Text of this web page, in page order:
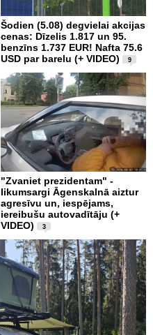
Šodien (5.08) degvielai akcijas
cenas: Dīzelis 1.817 un 95.
benzīns 1.737 EUR! Nafta 75.6
USD par barelu (+ VIDEO)
9
"Zvaniet prezidentam" -
likumsargi Āgenskalnā aiztur
agresīvu un, iespējams,
iereibušu autovadītāju (+
VIDEO)
3